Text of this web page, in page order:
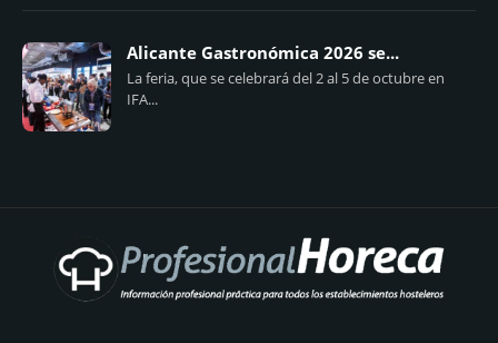
Alicante Gastronómica 2026 se...
La feria, que se celebrará del 2 al 5 de octubre en
IFA...